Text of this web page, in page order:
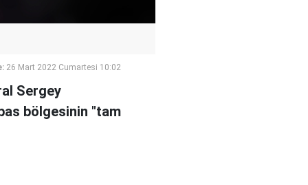
26 Mart 2022 Cumartesi 10:02
Sergey
bölgesinin "tam